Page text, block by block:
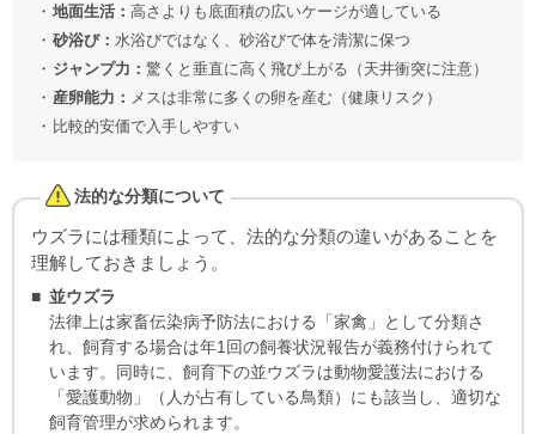
地面生活：高さよりも底面積の広いケージが適している
砂浴び： 水浴びではなく、砂浴びで体を清潔に保つ
ジャンプ力：驚くと垂直に高く飛び上がる（天井衝突に注意）
産卵能力： メスは非常に多くの卵を産む（健康リスク）
比較的安価で入手しやすい
法的な分類について
ウズラには種類によって、法的な分類の違いがあることを
理解しておきましょう。
並ウズラ
法律上は家畜伝染病予防法における「家禽」として分類さ
れ、飼育する場合は年1回の飼養状況報告が義務付けられて
います。同時に、飼育下の並ウズラは動物愛護法における
「愛護動物」（人が占有している鳥類）にも該当し、適切な
飼育管理が求められます。